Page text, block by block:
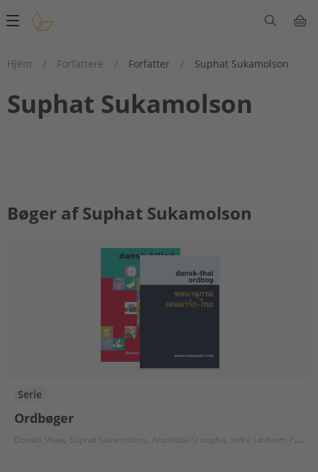
Main
Hjem
/ Forfattere / Forfatter / Suphat Sukamolson
Suphat Sukamolson
Bøger af Suphat Sukamolson
Serie
Ordbøger
Donald Shaw Suphat Sukamolson Aruntidaa Srisopha Indre Løvheim Pedersen